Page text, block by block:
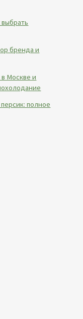
бренда и
Москве и
полное